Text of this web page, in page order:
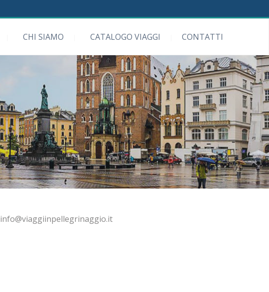
CHI SIAMO CATALOGO VIAGGI CONTATTI
info@viaggiinpellegrinaggio.it